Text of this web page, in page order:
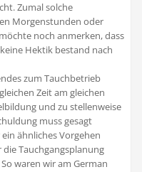
Zumal solche
Morgenstunden oder
noch anmerken, dass
Hektik bestand nach
zum Tauchbetrieb
Zeit am gleichen
und zu stellenweise
muss gesagt
ähnliches Vorgehen
Tauchgangsplanung
waren wir am German